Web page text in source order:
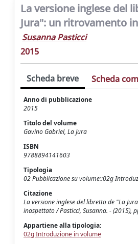
La versione inglese del
Jura": un ritrovamento
Susanna Pasticci
2015
Scheda breve Scheda
Anno di pubblicazione
2015
Titolo del volume
Gavino Gabriel, La Jura
ISBN
9788894141603
Tipologia
02 Pubblicazione su volume::02g
Citazione
La versione inglese del libretto de "La
inaspettato / Pasticci, Susanna. - (2015),
Appartiene alla tipologia:
02g Introduzione in volume